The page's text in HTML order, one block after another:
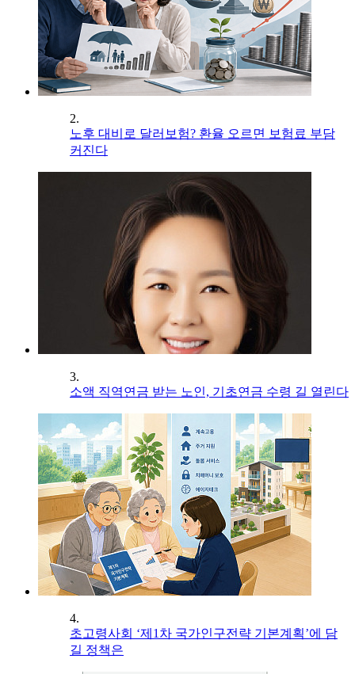
2.
노후 대비로 달러보험? 환율 오르면 보험료 부담
커진다
3.
소액 직역연금 받는 노인, 기초연금 수령 길 열린다
4.
초고령사회 ‘제1차 국가인구전략 기본계획’에 담
길 정책은